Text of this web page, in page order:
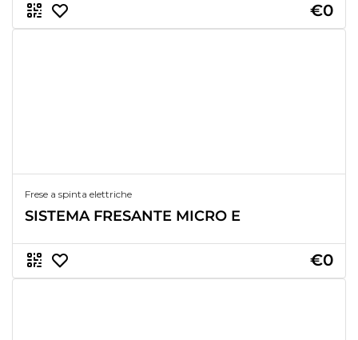
€0
Frese a spinta elettriche
SISTEMA FRESANTE MICRO E
€0